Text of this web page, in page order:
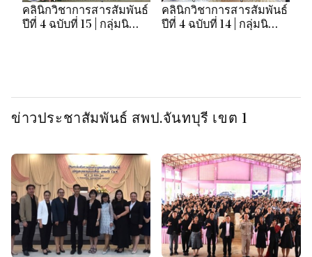
คลินิกวิชาการสารสัมพันธ์
ปีที่ 4 ฉบับที่ 15 | กลุ่มนิ
คลินิกวิชาการสารสัมพันธ์
ปีที่ 4 ฉบับที่ 14 | กลุ่มนิ
ข่าวประชาสัมพันธ์ สพป.จันทบุรี เขต 1